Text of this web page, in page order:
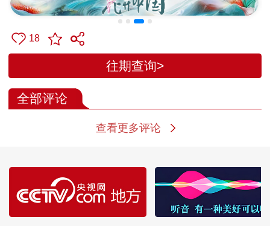
18
往期查询>
全部评论
查看更多评论